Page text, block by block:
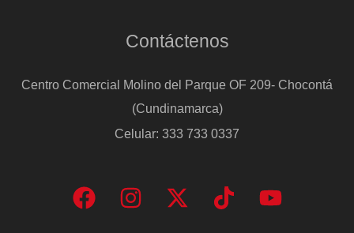
Contáctenos
Centro Comercial Molino del Parque OF 209- Chocontá
(Cundinamarca)
Celular: 333 733 0337